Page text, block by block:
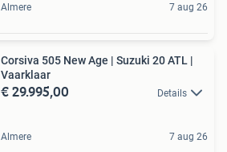
Almere 7 aug 26
Corsiva 505 New Age | Suzuki 20 ATL |
Vaarklaar
€ 29.995,00 Details
Almere 7 aug 26